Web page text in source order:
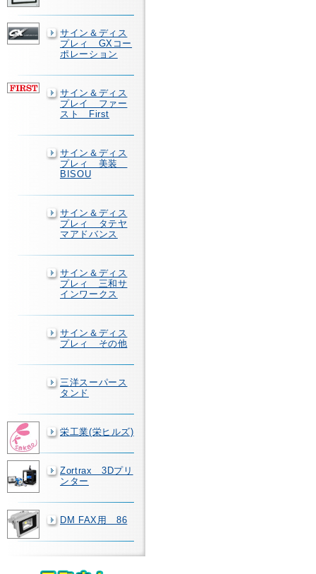
サイン＆ディス
プレィ GXコー
ポレーション
サイン＆ディス
プレイ ファー
スト First
サイン＆ディス
プレィ 美装
BISOU
サイン＆ディス
プレィ タテヤ
マアドバンス
サイン＆ディス
プレィ 三和サ
インワークス
サイン＆ディス
プレィ その他
三洋スーパース
タンド
栄工業(栄ヒルズ)
Zortrax 3Dプリ
ンター
DM FAX用 86